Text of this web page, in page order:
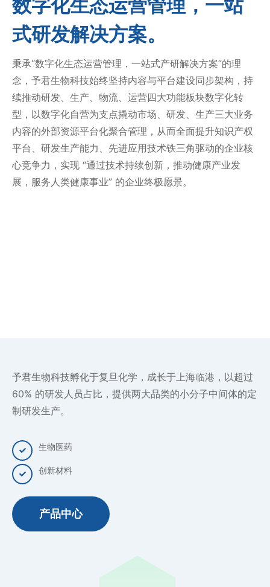
数字化生态运营管理，一站
式研发解决方案。
秉承“数字化生态运营管理，一站式产研解决方案”的理
念，予君生物科技始终坚持内容与平台建设同步架构，持
续推动研发、生产、物流、运营四大功能板块数字化转
型，以数字化自营为支点撬动市场、研发、生产三大业务
内容的外部资源平台化聚合管理，从而全面提升知识产权
平台、研发生产能力、先进应用技术铁三角驱动的企业核
心竞争力，实现 “通过技术持续创新，推动健康产业发
展，服务人类健康事业” 的企业终极愿景。
予君生物科技孵化于复旦化学，成长于上海临港，以超过
60% 的研发人员占比，提供两大品类的小分子中间体的定
制研发生产。
生物医药
创新材料
产品中心